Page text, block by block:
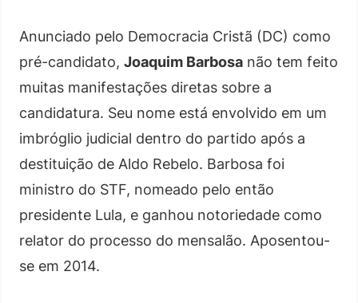
Anunciado pelo Democracia Cristã (DC) como
pré-candidato, Joaquim Barbosa não tem feito
muitas manifestações diretas sobre a
candidatura. Seu nome está envolvido em um
imbróglio judicial dentro do partido após a
destituição de Aldo Rebelo. Barbosa foi
ministro do STF, nomeado pelo então
presidente Lula, e ganhou notoriedade como
relator do processo do mensalão. Aposentou-
se em 2014.